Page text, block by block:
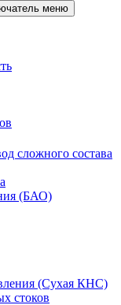
меню
сложного состава
(БАО)
(Сухая КНС)
стоков